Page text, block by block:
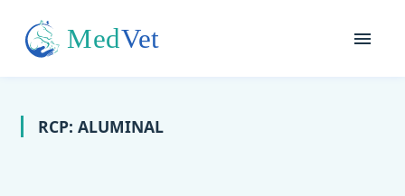
RCP: ALUMINAL